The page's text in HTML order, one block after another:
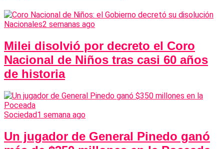
Nacionales2 semanas ago
Milei disolvió por decreto el Coro
Nacional de Niños tras casi 60 años
de historia
Sociedad1 semana ago
Un jugador de General Pinedo ganó